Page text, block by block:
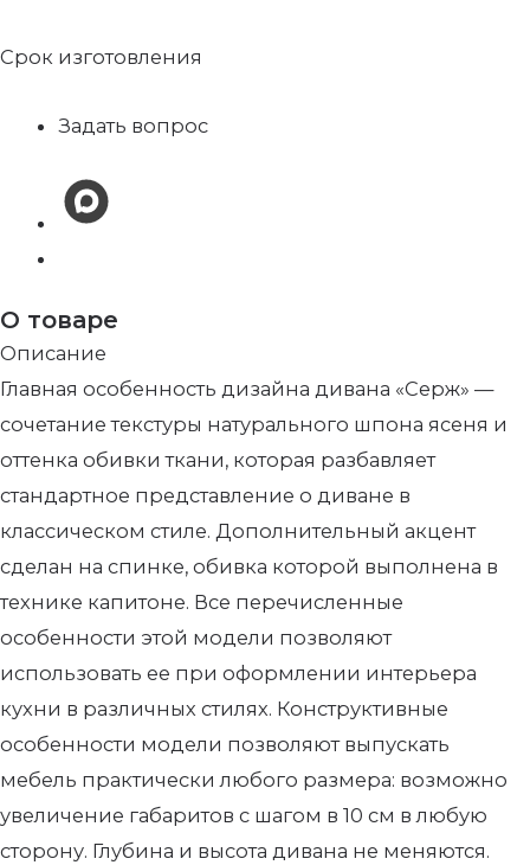
Срок изготовления
Задать вопрос
О товаре
Описание
Главная особенность дизайна дивана «Серж» —
сочетание текстуры натурального шпона ясеня и
оттенка обивки ткани, которая разбавляет
стандартное представление о диване в
классическом стиле. Дополнительный акцент
сделан на спинке, обивка которой выполнена в
технике капитоне. Все перечисленные
особенности этой модели позволяют
использовать ее при оформлении интерьера
кухни в различных стилях. Конструктивные
особенности модели позволяют выпускать
мебель практически любого размера: возможно
увеличение габаритов с шагом в 10 см в любую
сторону. Глубина и высота дивана не меняются.